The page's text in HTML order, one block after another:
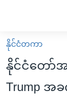
လွယ်ကူ
စေ
သည့်
မူလစာမျက်နှာ
မြန်မာ
ကမ္ဘာ့သတင်းများ
နိုင်ငံတကာ
နိုင်ငံတော်အခ
Trump အ